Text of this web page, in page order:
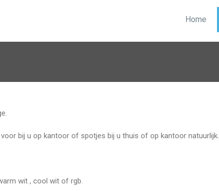
Home
bij u op kantoor of spotjes bij u thuis of op kantoor natuurlijk.
wit , cool wit of rgb.